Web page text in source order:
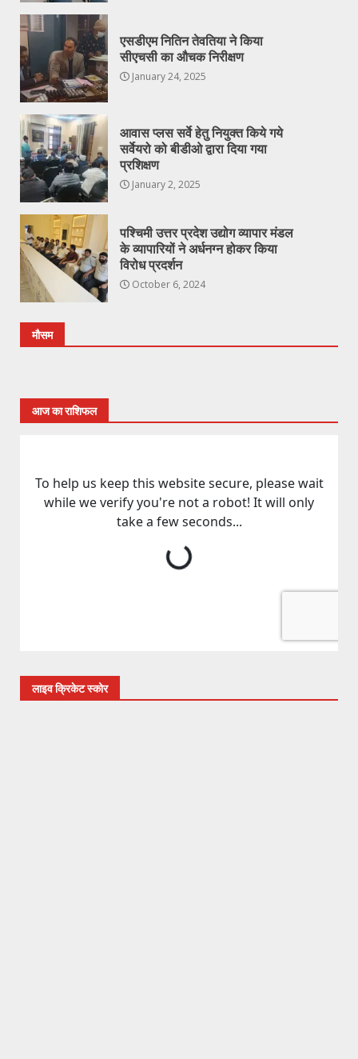
एसडीएम नितिन तेवतिया ने किया
सीएचसी का औचक निरीक्षण
January 24, 2025
आवास प्लस सर्वे हेतु नियुक्त किये गये
सर्वेयरो को बीडीओ द्वारा दिया गया
प्रशिक्षण
January 2, 2025
पश्चिमी उत्तर प्रदेश उद्योग व्यापार मंडल
के व्यापारियों ने अर्धनग्न होकर किया
विरोध प्रदर्शन
October 6, 2024
मौसम
आज का राशिफल
लाइव क्रिकेट स्कोर